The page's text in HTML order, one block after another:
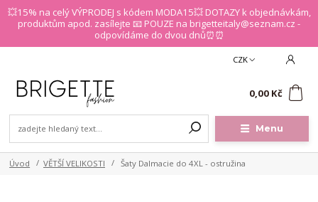
💥15% na celý VÝPRODEJ s kódem MODA15💥 DOTAZY k objednávkám,
produktům apod. zasílejte 📧 POUZE na brigetteitaly@seznam.cz -
odpovídáme do dvou dnů⏰⏰
Menu
CZK
0,00 Kč
Úvod VĚTŠÍ VELIKOSTI Šaty Dalmacie do 4XL - ostružina